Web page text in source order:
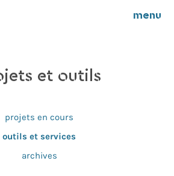
menu
et outils
projets en cours
outils et services
archives